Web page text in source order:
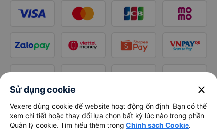
Sử dụng cookie close
Vexere dùng cookie để website hoạt động ổn định. Bạn có thể
xem chi tiết hoặc thay đổi lựa chọn bất kỳ lúc nào trong phần
Quản lý cookie. Tìm hiểu thêm trong Chính sách Cookie.